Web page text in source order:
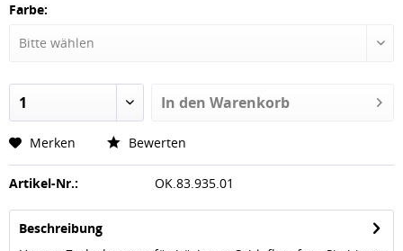
Farbe:
In den Warenkorb
Merken Bewerten
Artikel-Nr.: OK.83.935.01
Beschreibung